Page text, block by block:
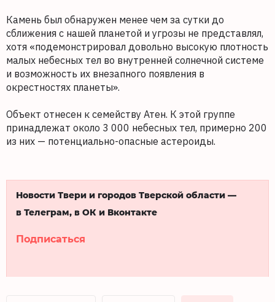
Камень был обнаружен менее чем за сутки до
сближения с нашей планетой и угрозы не представлял,
хотя «подемонстрировал довольно высокую плотность
малых небесных тел во внутренней солнечной системе
и возможность их внезапного появления в
окрестностях планеты».
Объект отнесен к семейству Атен. К этой группе
принадлежат около 3 000 небесных тел, примерно 200
из них — потенциально-опасные астероиды.
Новости Твери и городов Тверской области —
в Телеграм, в ОК и Вконтакте
Подписаться